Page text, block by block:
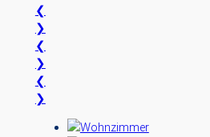
❮
❯
❮
❯
❮
❯